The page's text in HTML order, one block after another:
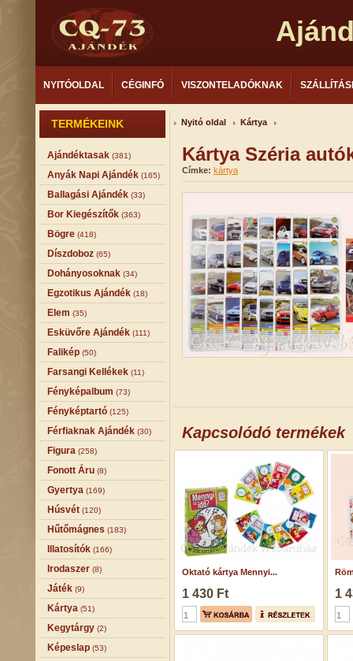
NYITÓOLDAL CÉGINFÓ VISZONTELADÓKNAK
TERMÉKEINK
Ajándéktasak (381)
Anyák Napi Ajándék (165)
Ballagási Ajándék (33)
Bor Kiegészítők (363)
Bögre (418)
Díszdoboz (65)
Dohányosoknak (34)
Egzotikus Ajándék (18)
Elem (35)
Esküvőre Ajándék (111)
Falikép (50)
Farsangi Kellékek (11)
Fényképalbum (73)
Fényképtartó (125)
Férfiaknak Ajándék (30)
Figura (258)
Fonott Áru (8)
Gyertya (169)
Húsvét (120)
Hűtőmágnes (183)
Illatosítók (166)
Irodaszer (8)
Játék (9)
Kártya (51)
Kegytárgy (2)
Képeslap (53)
Nyitó oldal Kártya
Kártya Széria
Címke: kártya
Kapcsolódó termékek
Oktató kártya Mennyi...
1 430 Ft 1